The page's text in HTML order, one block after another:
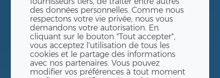
des données personnelles. Comme nous
respectons votre vie privée, nous vous
demandons votre autorisation. En
cliquant sur le bouton "Tout accepter",
vous acceptez l'utilisation de tous les
cookies et le partage des informations
avec nos partenaires. Vous pouvez
modifier vos préférences à tout moment